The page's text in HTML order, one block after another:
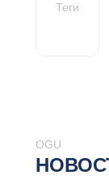
Теги
OGU